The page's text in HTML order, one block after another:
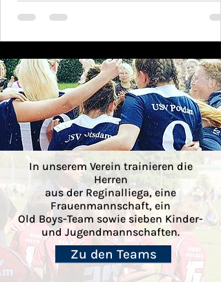
In unserem Verein trainieren die
Herren
aus der Reginalliega, eine
Frauenmannschaft, ein
Old Boys-Team sowie sieben Kinder-
und Jugendmannschaften.
Zu den Teams